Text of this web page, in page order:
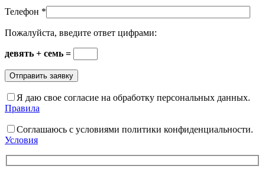
Телефон *
Пожалуйста, введите ответ цифрами:
девять + семь =
Я даю свое согласие на обработку персональных данных.
Правила
Соглашаюсь с условиями политики конфиденциальности.
Условия